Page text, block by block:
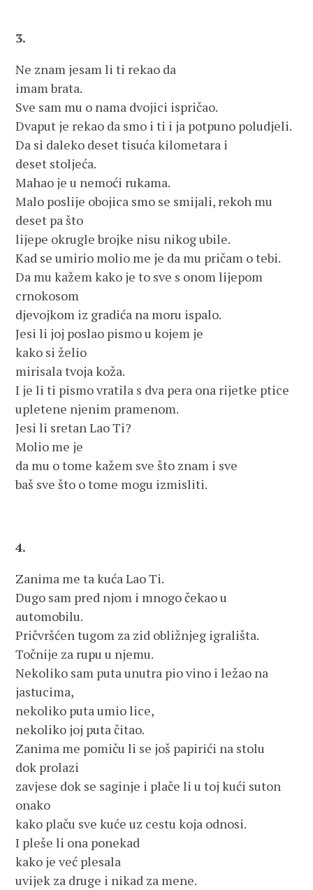
3.
Ne znam jesam li ti rekao da
imam brata.
Sve sam mu o nama dvojici ispričao.
Dvaput je rekao da smo i ti i ja potpuno poludjeli.
Da si daleko deset tisuća kilometara i
deset stoljeća.
Mahao je u nemoći rukama.
Malo poslije obojica smo se smijali, rekoh mu
deset pa što
lijepe okrugle brojke nisu nikog ubile.
Kad se umirio molio me je da mu pričam o tebi.
Da mu kažem kako je to sve s onom lijepom
crnokosom
djevojkom iz gradića na moru ispalo.
Jesi li joj poslao pismo u kojem je
kako si želio
mirisala tvoja koža.
I je li ti pismo vratila s dva pera ona rijetke ptice
upletene njenim pramenom.
Jesi li sretan Lao Ti?
Molio me je
da mu o tome kažem sve što znam i sve
baš sve što o tome mogu izmisliti.
4.
Zanima me ta kuća Lao Ti.
Dugo sam pred njom i mnogo čekao u
automobilu.
Pričvršćen tugom za zid obližnjeg igrališta.
Točnije za rupu u njemu.
Nekoliko sam puta unutra pio vino i ležao na
jastucima,
nekoliko puta umio lice,
nekoliko joj puta čitao.
Zanima me pomiču li se još papirići na stolu
dok prolazi
zavjese dok se saginje i plače li u toj kući suton
onako
kako plaču sve kuće uz cestu koja odnosi.
I pleše li ona ponekad
kako je već plesala
uvijek za druge i nikad za mene.